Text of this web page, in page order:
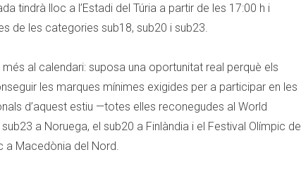
tindrà lloc a l’Estadi del Túria a partir de les 17:00 h i
de les categories sub18, sub20 i sub23.
al calendari: suposa una oportunitat real perquè els
les marques mínimes exigides per a participar en les
d’aquest estiu —totes elles reconegudes al World
a Noruega, el sub20 a Finlàndia i el Festival Olímpic de
a Macedònia del Nord.